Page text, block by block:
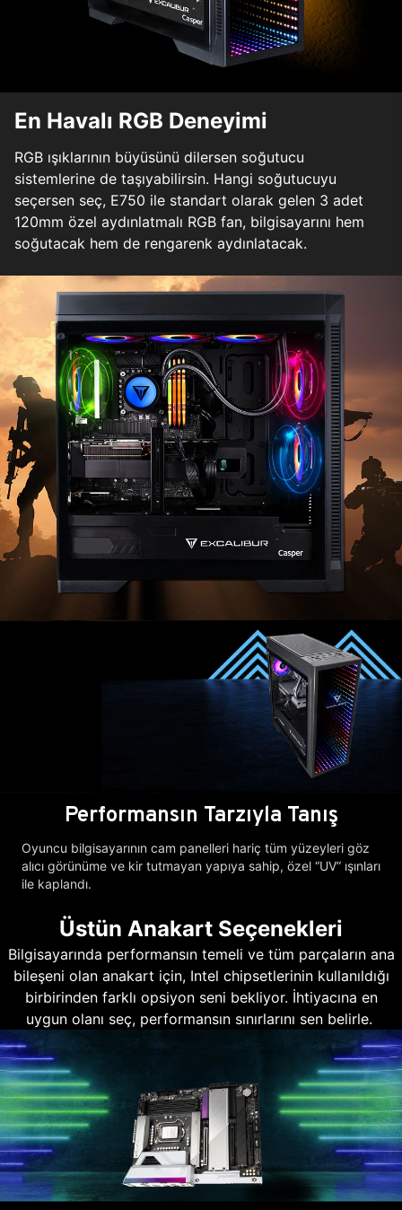
En Havalı RGB Deneyimi
RGB ışıklarının büyüsünü dilersen soğutucu
sistemlerine de taşıyabilirsin. Hangi soğutucuyu
seçersen seç, E750 ile standart olarak gelen 3 adet
120mm özel aydınlatmalı RGB fan, bilgisayarını hem
soğutacak hem de rengarenk aydınlatacak.
Performansın Tarzıyla Tanış
Oyuncu bilgisayarının cam panelleri hariç tüm yüzeyleri göz
alıcı görünüme ve kir tutmayan yapıya sahip, özel “UV” ışınları
ile kaplandı.
Üstün Anakart Seçenekleri
Bilgisayarında performansın temeli ve tüm parçaların ana
bileşeni olan anakart için, Intel chipsetlerinin kullanıldığı
birbirinden farklı opsiyon seni bekliyor. İhtiyacına en
uygun olanı seç, performansın sınırlarını sen belirle.